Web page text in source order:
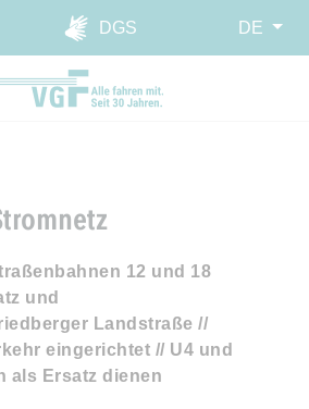
Direkt zur Hauptnavigation
Direkt zum Inhalt springen
Webseiten-Barriere melden
DGS
DE
12 und 18
und
Landstraße //
eingerichtet // U4 und
als Ersatz dienen